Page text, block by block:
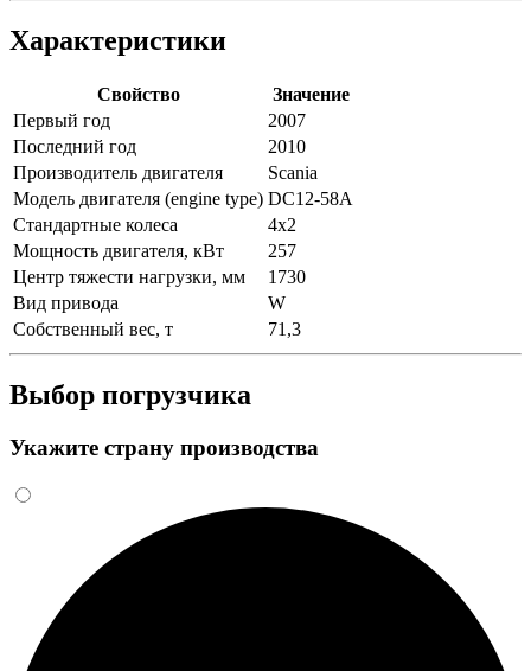
Характеристики
Свойство
Значение
Первый год
2007
Последний год
2010
Производитель двигателя
Scania
Модель двигателя (engine type) DC12-58A
Стандартные колеса
4x2
Мощность двигателя, кВт
257
Центр тяжести нагрузки, мм
1730
Вид привода
W
Собственный вес, т
71,3
Выбор погрузчика
Укажите страну производства